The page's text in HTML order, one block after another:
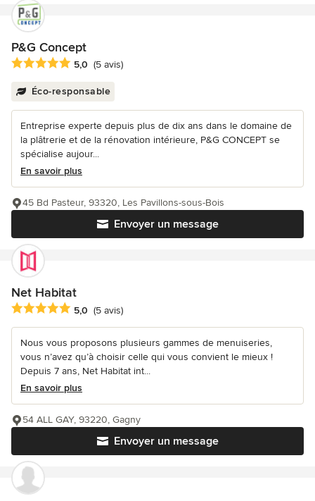
P&G Concept
Note moyenne : 5 étoiles sur 5
5,0 (5 avis)
Éco-responsable
Entreprise experte depuis plus de dix ans dans le domaine de
la plâtrerie et de la rénovation intérieure, P&G CONCEPT se
spécialise aujour...
En savoir plus
Envoyer un message
45 Bd Pasteur, 93320, Les Pavillons-sous-Bois
Net Habitat
Note moyenne : 5 étoiles sur 5
5,0 (5 avis)
Nous vous proposons plusieurs gammes de menuiseries,
vous n’avez qu’à choisir celle qui vous convient le mieux !
Depuis 7 ans, Net Habitat int...
En savoir plus
Envoyer un message
54 ALL GAY, 93220, Gagny